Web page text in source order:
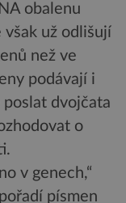
obalenu
už odlišují
než ve
podávají i
poslat dvojčata
o
v genech,“
písmen